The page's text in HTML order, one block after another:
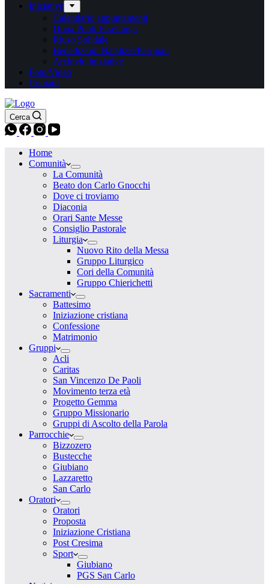
Iniziative
Calendario appuntamenti
Dona Punti Esselunga
Riuso Solidale
Benedizioni Natalizie/Pasquali
Archivio iniziative
Foto/Video
Contatti
Cerca
Home
Comunità
La Comunità
Beato don Carlo Gnocchi
Dove ci troviamo
Diaconia
Orari Sante Messe
Consiglio Pastorale
Liturgia
Nuovo Rito della Messa
Gruppo Liturgico
Cori della Comunità
Gruppo Chierichetti
Sacramenti
Battesimo
Iniziazione cristiana
Confessione
Matrimonio
Gruppi
Acli
Caritas
San Vincenzo De Paoli
Movimento terza età
Progetto Gemma
Gruppo Missionario
Gruppi di Ascolto della Parola
Parrocchie
Bizzozero
Bustecche
Giubiano
Lazzaretto
San Carlo
Oratori
Oratori
Proposta
Iniziazione Cristiana
Post Cresima
Sport
Giubiano
PGS San Carlo